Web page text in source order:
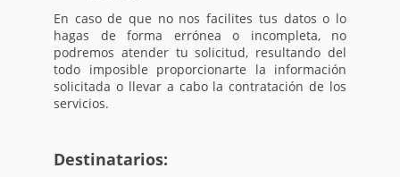
En caso de que no nos facilites tus datos o lo
hagas de forma errónea o incompleta, no
podremos atender tu solicitud, resultando del
todo imposible proporcionarte la información
solicitada o llevar a cabo la contratación de los
servicios.
Destinatarios: